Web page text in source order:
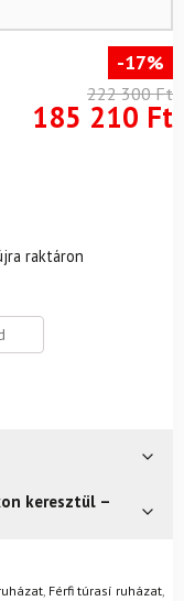
-17%
222 300Ft
185 210 Ft
raktáron
keresztül –
– a terméket
indoklás nélkül.
, Férfi túrasí ruházat,